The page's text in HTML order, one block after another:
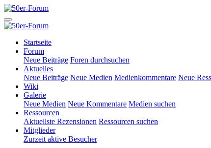
Startseite
Forum
Neue Beiträge Foren durchsuchen
Aktuelles
Neue Beiträge Neue Medien Medienkommentare Neue
Wiki
Galerie
Neue Medien Neue Kommentare Medien suchen
Ressourcen
Aktuellste Rezensionen Ressourcen suchen
Mitglieder
Zurzeit aktive Besucher